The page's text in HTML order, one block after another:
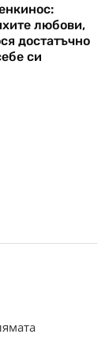
любови,
достатъчно
си